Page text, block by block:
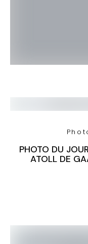
PHOTO DU
ATOLL DE